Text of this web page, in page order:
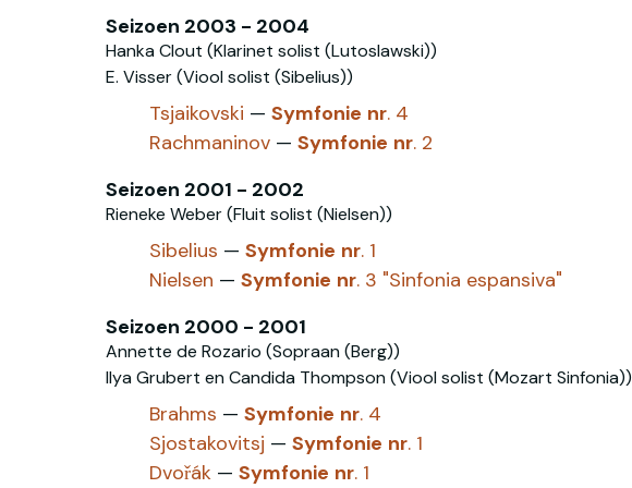
Seizoen 2003 - 2004
Hanka Clout (Klarinet solist (Lutoslawski))
E. Visser (Viool solist (Sibelius))
Tsjaikovski — Symfonie nr. 4
Rachmaninov‎ — Symfonie nr. 2
Seizoen 2001 - 2002
Rieneke Weber (Fluit solist (Nielsen‎))
Sibelius — Symfonie nr. 1
Nielsen — Symfonie nr. 3 "Sinfonia espansiva"
Seizoen 2000 - 2001
Annette de Rozario (Sopraan (Berg))
Ilya Grubert en Candida Thompson (Viool solist (Mozart Sinfonia))
Brahms — Symfonie nr. 4
Sjostakovitsj — Symfonie nr. 1
Dvořák — Symfonie nr. 1